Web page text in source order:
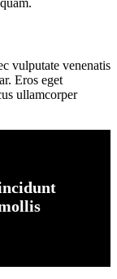
vulputate venenatis
Eros eget
ullamcorper